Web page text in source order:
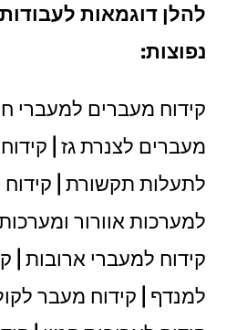
להלן דוגמאות
נפוצות:
קידוח מעברים למעברי
מעברים לצנרת גז |
לתעלות תקשורת |
למערכות אוורור ומערכות
קידוח למעברי ארובות |
למנדף | קידוח מעבר